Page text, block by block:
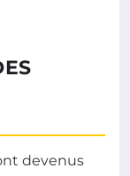
devenus